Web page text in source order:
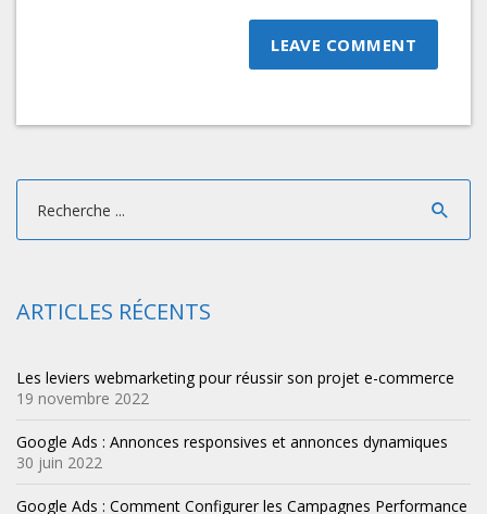
ARTICLES RÉCENTS
Les leviers webmarketing pour réussir son projet e-commerce
19 novembre 2022
Google Ads : Annonces responsives et annonces dynamiques
30 juin 2022
Google Ads : Comment Configurer les Campagnes Performance